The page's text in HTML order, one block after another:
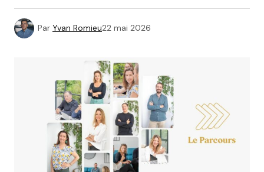
Par Yvan Romieu22 mai 2026